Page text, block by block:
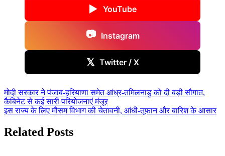
▶ YouTube
📷 Instagram
𝕏 Twitter / X
Post
navigation
मोदी सरकार ने पंजाब-हरियाणा समेत आंध्र-तमिलनाडु को दी बड़ी सौगात,
कैबिनेट से कई सारी परियोजनाएं मंजूर
इस राज्य के लिए मौसम विभाग की चेतावनी, आंधी-तूफान और बारिश के आसार
Related Posts